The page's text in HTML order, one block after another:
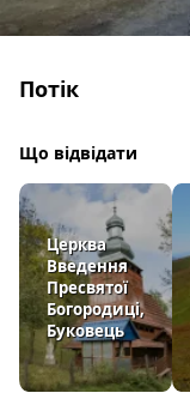
Потік
Що відвідати
Церква
Введення
Пресвятої
Богородиці,
Буковець